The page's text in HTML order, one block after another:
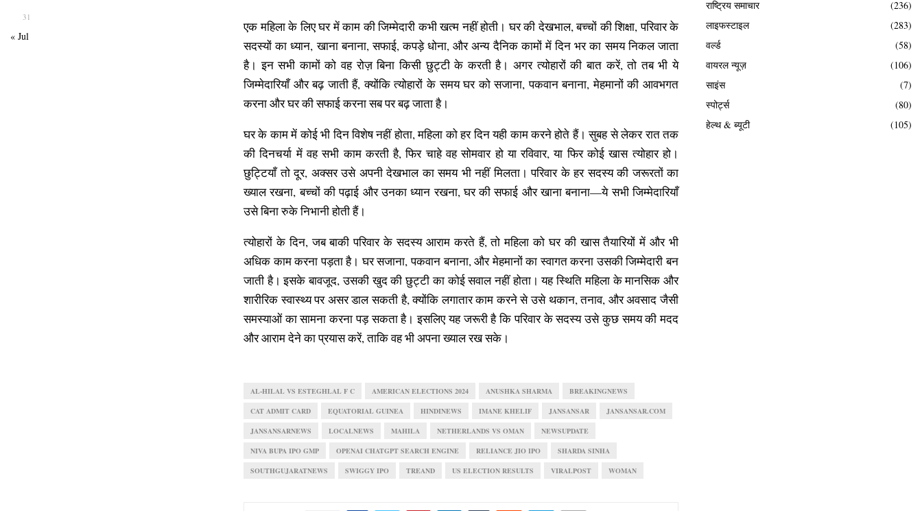
एक महिला के लिए घर में काम की जिम्मेदारी कभी खत्म नहीं होती। घर की देखभाल, बच्चों की शिक्षा, परिवार के
सदस्यों का ध्यान, खाना बनाना, सफाई, कपड़े धोना, और अन्य दैनिक कामों में दिन भर का समय निकल जाता
है। इन सभी कामों को वह रोज़ बिना किसी छुट्टी के करती है। अगर त्योहारों की बात करें, तो तब भी ये
जिम्मेदारियाँ और बढ़ जाती हैं, क्योंकि त्योहारों के समय घर को सजाना, पकवान बनाना, मेहमानों की आवभगत
करना और घर की सफाई करना सब पर बढ़ जाता है।
घर के काम में कोई भी दिन विशेष नहीं होता, महिला को हर दिन यही काम करने होते हैं। सुबह से लेकर रात तक
की दिनचर्या में वह सभी काम करती है, फिर चाहे वह सोमवार हो या रविवार, या फिर कोई खास त्योहार हो।
छुट्टियाँ तो दूर, अक्सर उसे अपनी देखभाल का समय भी नहीं मिलता। परिवार के हर सदस्य की जरूरतों का
ख्याल रखना, बच्चों की पढ़ाई और उनका ध्यान रखना, घर की सफाई और खाना बनाना—ये सभी जिम्मेदारियाँ
उसे बिना रुके निभानी होती हैं।
त्योहारों के दिन, जब बाकी परिवार के सदस्य आराम करते हैं, तो महिला को घर की खास तैयारियों में और भी
अधिक काम करना पड़ता है। घर सजाना, पकवान बनाना, और मेहमानों का स्वागत करना उसकी जिम्मेदारी बन
जाती है। इसके बावजूद, उसकी खुद की छुट्टी का कोई सवाल नहीं होता। यह स्थिति महिला के मानसिक और
शारीरिक स्वास्थ्य पर असर डाल सकती है, क्योंकि लगातार काम करने से उसे थकान, तनाव, और अवसाद जैसी
समस्याओं का सामना करना पड़ सकता है। इसलिए यह जरूरी है कि परिवार के सदस्य उसे कुछ समय की मदद
और आराम देने का प्रयास करें, ताकि वह भी अपना ख्याल रख सके।
AL-HILAL VS ESTEGHLAL F C AMERICAN ELECTIONS 2024 ANUSHKA SHARMA BREAKINGNEWS
CAT ADMIT CARD EQUATORIAL GUINEA HINDINEWS IMANE KHELIF JANSANSAR JANSANSAR.COM
JANSANSARNEWS LOCALNEWS MAHILA NETHERLANDS VS OMAN NEWSUPDATE
NIVA BUPA IPO GMP OPENAI CHATGPT SEARCH ENGINE RELIANCE JIO IPO SHARDA SINHA
SOUTHGUJARATNEWS SWIGGY IPO TREAND US ELECTION RESULTS VIRALPOST WOMAN
31
« Jul
राष्ट्रिय समाचार
(236)
लाइफस्टाइल
(283)
वर्ल्ड
(58)
वायरल न्यूज़
(106)
साइंस
(7)
स्पोर्ट्स
(80)
हेल्थ & ब्यूटी
(105)